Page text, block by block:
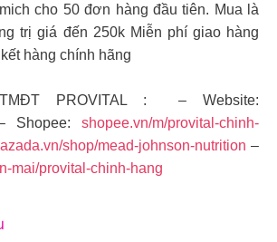
cho 50 đơn hàng đầu tiên. Mua là
trị giá đến 250k Miễn phí giao hàng
hàng chính hãng
PROVITAL : – Website:
Shopee: shopee.vn/m/provital-chinh-
lazada.vn/shop/mead-johnson-nutrition –
mai/provital-chinh-hang